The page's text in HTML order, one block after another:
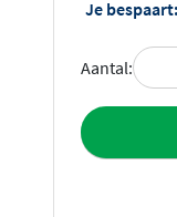
Je bespaart:
Aantal: